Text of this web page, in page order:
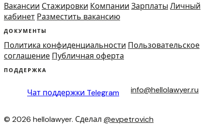
Вакансии Стажировки Компании Зарплаты Личный
кабинет Разместить вакансию
ДОКУМЕНТЫ
Политика конфиденциальности Пользовательское
соглашение Публичная оферта
ПОДДЕРЖКА
Чат поддержки Telegram info@hellolawyer.ru
© 2026 hellolawyer. Сделал @evpetrovich